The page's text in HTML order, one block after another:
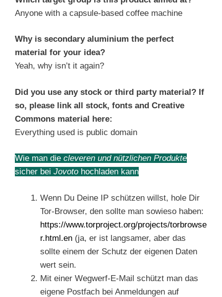
Anyone with a capsule-based coffee machine
Why is secondary aluminium the perfect
material for your idea?
Yeah, why isn’t it again?
Did you use any stock or third party material? If
so, please link all stock, fonts and Creative
Commons material here:
Everything used is public domain
Wie man die cleveren und nützlichen Produkte
sicher bei Jovoto hochladen kann
Wenn Du Deine IP schützen willst, hole Dir
Tor-Browser, den sollte man sowieso haben:
https://www.torproject.org/projects/torbrowse
r.html.en (ja, er ist langsamer, aber das
sollte einem der Schutz der eigenen Daten
wert sein.
Mit einer Wegwerf-E-Mail schützt man das
eigene Postfach bei Anmeldungen auf